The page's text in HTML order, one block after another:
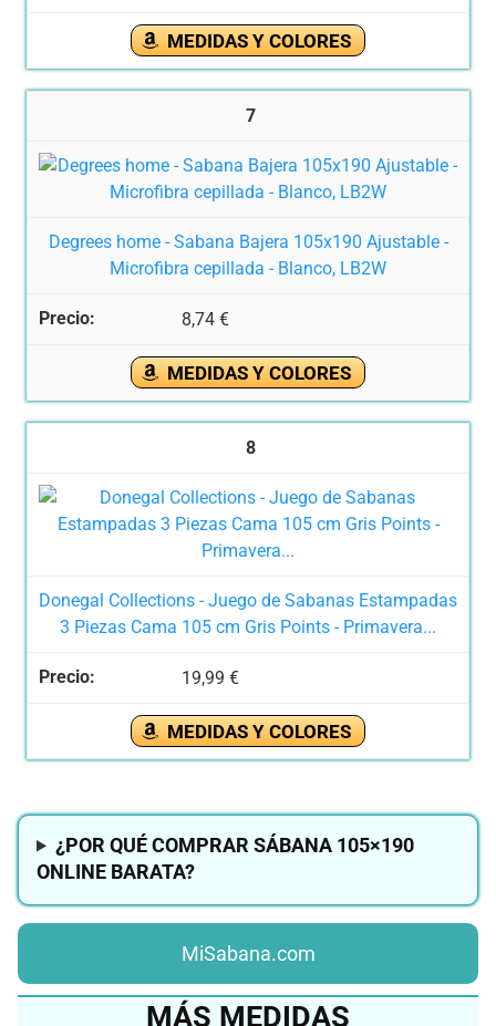
MEDIDAS Y COLORES
7
Degrees home - Sabana Bajera 105x190 Ajustable -
Microfibra cepillada - Blanco, LB2W
8,74 €
MEDIDAS Y COLORES
8
Donegal Collections - Juego de Sabanas Estampadas
3 Piezas Cama 105 cm Gris Points - Primavera...
19,99 €
MEDIDAS Y COLORES
¿POR QUÉ COMPRAR SÁBANA 105×190
ONLINE BARATA?
MiSabana.com
MÁS MEDIDAS